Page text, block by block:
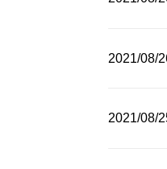
2021/08/
2021/08/